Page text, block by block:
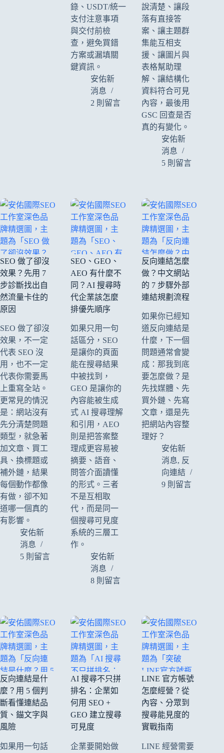
錄、USDT/統一
支付注意事項
與交付前檢
查，避免買錯
方案或漏填關
鍵資訊。
安佑新
消息
2 則留言
說清楚、讓段
落有直接答
案、讓主題群
集能互相支
援、讓圖片與
表格幫助理
解、讓結構化
資料符合可見
內容，最後用
GSC 回查是否
真的有變化。
安佑新
消息
5 則留言
SEO 做了卻沒
效果？先用 7
步診斷找出自
然流量卡住的
原因
SEO 做了卻沒
效果，不一定
代表 SEO 沒
用，也不一定
代表你需要馬
上重寫全站。
更常見的情況
是：網站沒有
先分清楚問題
類型，就急著
加文章、買工
具、換標題或
補外鏈，結果
每個動作都像
有做，卻不知
道哪一個真的
有影響。
安佑新
消息
5 則留言
SEO、GEO、
AEO 有什麼不
同？AI 搜尋時
代企業該怎麼
排優先順序
如果只用一句
話區分，SEO
是讓你的頁面
能在搜尋結果
中被找到，
GEO 是讓你的
內容能被生成
式 AI 搜尋理解
和引用，AEO
則是把答案整
理成更容易被
摘要、語音、
問答介面讀懂
的形式。三者
不是互相取
代，而是同一
個搜尋可見度
系統的三層工
作。
安佑新
消息
8 則留言
反向連結怎麼
做？中文網站
的 7 步驟外部
連結規劃流程
如果你已經知
道反向連結是
什麼，下一個
問題通常會變
成：那我到底
要怎麼做？是
先找媒體、先
買外鏈、先寫
文章，還是先
把網站內容整
理好？
安佑新
消息, 反
向連結
9 則留言
反向連結是什
麼？用 5 個判
斷看懂連結品
質、錨文字與
風險
如果用一句話
AI 搜尋不只拼
排名：企業如
何用 SEO +
GEO 建立搜尋
可見度
企業要開始做
LINE 官方帳號
怎麼經營？從
內容、分眾到
搜尋能見度的
實戰指南
LINE 經營需要